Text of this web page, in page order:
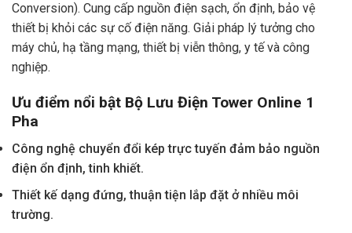
Conversion). Cung cấp nguồn điện sạch, ổn định, bảo vệ
thiết bị khỏi các sự cố điện năng. Giải pháp lý tưởng cho
máy chủ, hạ tầng mạng, thiết bị viễn thông, y tế và công
nghiệp.
Ưu điểm nổi bật Bộ Lưu Điện Tower Online 1
Pha
Công nghệ chuyển đổi kép trực tuyến đảm bảo nguồn
điện ổn định, tinh khiết.
Thiết kế dạng đứng, thuận tiện lắp đặt ở nhiều môi
trường.